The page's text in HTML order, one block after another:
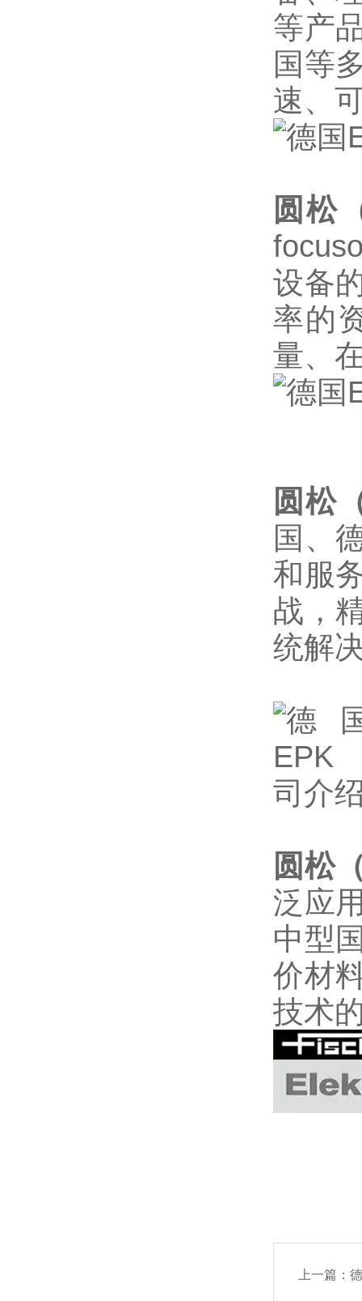
等产
国等
速、
圆松
设备
率的
量、
圆松
国、
和服
战，
统解
圆松
泛应
中型
价材
技术
上一篇：